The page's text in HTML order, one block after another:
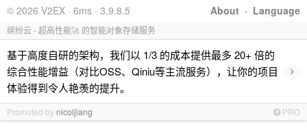
About · Language
© 2026 V2EX · 6ms · 3.9.8.5
缤纷云 - 超高性能🚀 的智能对象存储服务
基于高度自研的架构，我们以 1/3 的成本提供最多 20+ 倍的
综合性能增益（对比OSS、Qiniu等主流服务），让你的项目
体验得到令人艳羡的提升。
›
Promoted by nicoljiang PRO